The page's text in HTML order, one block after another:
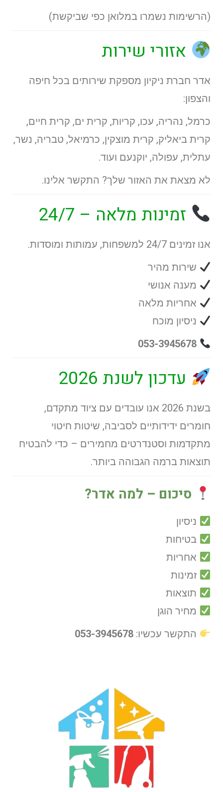
(הרשימות נשמרו במלואן כפי שביקשת)
אזורי שירות
אדר חברת ניקיון מספקת שירותים בכל חיפה
והצפון:
כרמל, נהריה, עכו, קריות, קרית ים, קרית חיים,
קרית ביאליק, קרית מוצקין, כרמיאל, טבריה, נשר,
עתלית, עפולה, יוקנעם ועוד.
לא מצאת את האזור שלך? התקשר אלינו.
זמינות מלאה – 24/7
אנו זמינים 24/7 למשפחות, עמותות ומוסדות.
שירות מהיר
מענה אנושי
אחריות מלאה
ניסיון מוכח
053-3945678
עדכון לשנת 2026
בשנת 2026 אנו עובדים עם ציוד מתקדם,
חומרים ידידותיים לסביבה, שיטות חיטוי
מתקדמות וסטנדרטים מחמירים – כדי להבטיח
תוצאות ברמה הגבוהה ביותר.
סיכום – למה אדר?
ניסיון
בטיחות
אחריות
זמינות
תוצאות
מחיר הוגן
התקשר עכשיו: 053-3945678